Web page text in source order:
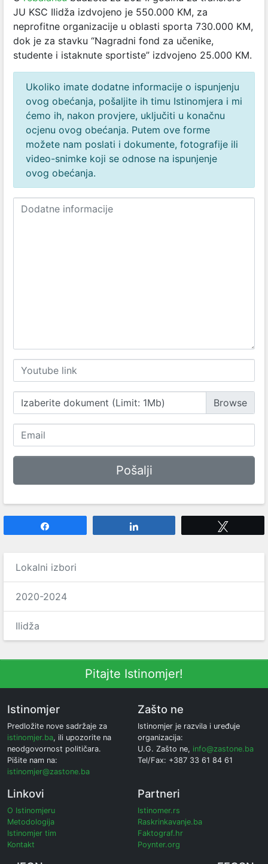
JU KSC Ilidža izdvojeno je 550.000 KM, za
neprofitne organizacije u oblasti sporta 730.000 KM,
dok je za stavku “Nagradni fond za učenike,
studente i istaknute sportiste” izdvojeno 25.000 KM.
Ukoliko imate dodatne informacije o ispunjenju
ovog obećanja, pošaljite ih timu Istinomjera i mi
ćemo ih, nakon provjere, uključiti u konačnu
ocjenu ovog obećanja. Putem ove forme
možete nam poslati i dokumente, fotografije ili
video-snimke koji se odnose na ispunjenje
ovog obećanja.
Izaberite dokument (Limit: 1Mb)
Lokalni izbori
2020-2024
Ilidža
Pitajte Istinomjer!
Istinomjer
Predložite nove sadržaje za
istinomjer.ba, ili upozorite na
neodgovornost političara.
Pišite nam na:
istinomjer@zastone.ba
Zašto ne
Istinomjer je razvila i uređuje
organizacija:
U.G. Zašto ne, info@zastone.ba
Tel/Fax: +387 33 61 84 61
Linkovi
O Istinomjeru
Metodologija
Istinomjer tim
Kontakt
Partneri
Istinomer.rs
Raskrinkavanje.ba
Faktograf.hr
Poynter.org